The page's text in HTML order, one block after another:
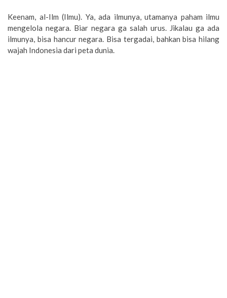
Keenam, al-Ilm (Ilmu). Ya, ada ilmunya, utamanya paham ilmu
mengelola negara. Biar negara ga salah urus. Jikalau ga ada
ilmunya, bisa hancur negara. Bisa tergadai, bahkan bisa hilang
wajah Indonesia dari peta dunia.